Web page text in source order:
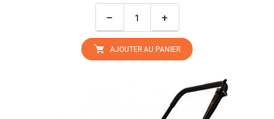
− +
AJOUTER AU PANIER